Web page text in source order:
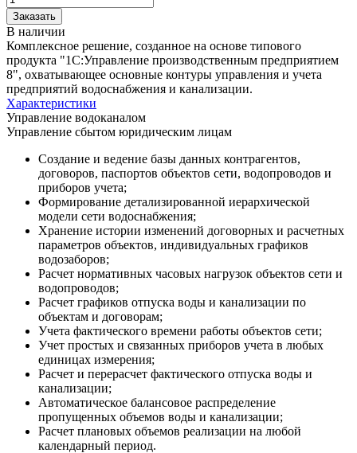
Заказать
В наличии
Комплексное решение, созданное на основе типового
продукта "1С:Управление производственным предприятием
8", охватывающее основные контуры управления и учета
предприятий водоснабжения и канализации.
Характеристики
Управление водоканалом
Управление сбытом юридическим лицам
Создание и ведение базы данных контрагентов,
договоров, паспортов объектов сети, водопроводов и
приборов учета;
Формирование детализированной иерархической
модели сети водоснабжения;
Хранение истории изменений договорных и расчетных
параметров объектов, индивидуальных графиков
водозаборов;
Расчет нормативных часовых нагрузок объектов сети и
водопроводов;
Расчет графиков отпуска воды и канализации по
объектам и договорам;
Учета фактического времени работы объектов сети;
Учет простых и связанных приборов учета в любых
единицах измерения;
Расчет и перерасчет фактического отпуска воды и
канализации;
Автоматическое балансовое распределение
пропущенных объемов воды и канализации;
Расчет плановых объемов реализации на любой
календарный период.